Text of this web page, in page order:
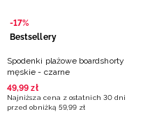
-17%
Bestsellery
Spodenki plażowe boardshorty
męskie - czarne
49,99 zł
Najniższa cena z ostatnich 30 dni
przed obniżką 59,99 zł